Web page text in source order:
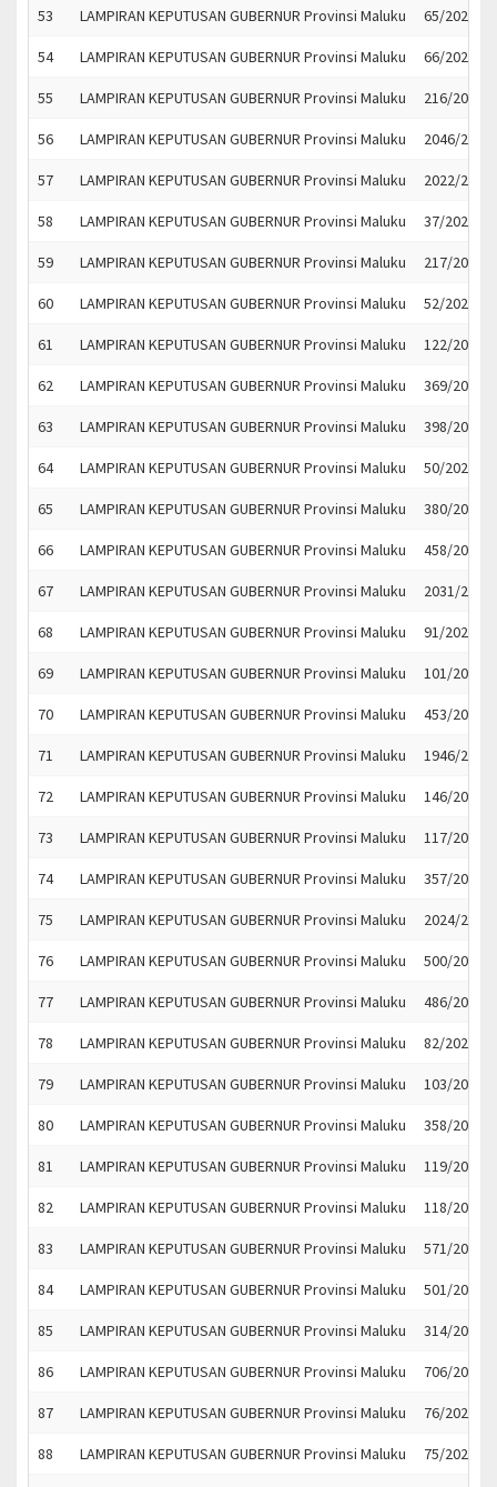
53 LAMPIRAN KEPUTUSAN GUBERNUR Provinsi Maluku 65/2023
54 LAMPIRAN KEPUTUSAN GUBERNUR Provinsi Maluku 66/2023
55 LAMPIRAN KEPUTUSAN GUBERNUR Provinsi Maluku 216/2023
56 LAMPIRAN KEPUTUSAN GUBERNUR Provinsi Maluku 2046/2023
57 LAMPIRAN KEPUTUSAN GUBERNUR Provinsi Maluku 2022/2023
58 LAMPIRAN KEPUTUSAN GUBERNUR Provinsi Maluku 37/2023
59 LAMPIRAN KEPUTUSAN GUBERNUR Provinsi Maluku 217/2023
60 LAMPIRAN KEPUTUSAN GUBERNUR Provinsi Maluku 52/2023
61 LAMPIRAN KEPUTUSAN GUBERNUR Provinsi Maluku 122/2023
62 LAMPIRAN KEPUTUSAN GUBERNUR Provinsi Maluku 369/2023
63 LAMPIRAN KEPUTUSAN GUBERNUR Provinsi Maluku 398/2023
64 LAMPIRAN KEPUTUSAN GUBERNUR Provinsi Maluku 50/2023
65 LAMPIRAN KEPUTUSAN GUBERNUR Provinsi Maluku 380/2023
66 LAMPIRAN KEPUTUSAN GUBERNUR Provinsi Maluku 458/2023
67 LAMPIRAN KEPUTUSAN GUBERNUR Provinsi Maluku 2031/2023
68 LAMPIRAN KEPUTUSAN GUBERNUR Provinsi Maluku 91/2023
69 LAMPIRAN KEPUTUSAN GUBERNUR Provinsi Maluku 101/2023
70 LAMPIRAN KEPUTUSAN GUBERNUR Provinsi Maluku 453/2023
71 LAMPIRAN KEPUTUSAN GUBERNUR Provinsi Maluku 1946/2023
72 LAMPIRAN KEPUTUSAN GUBERNUR Provinsi Maluku 146/2023
73 LAMPIRAN KEPUTUSAN GUBERNUR Provinsi Maluku 117/2023
74 LAMPIRAN KEPUTUSAN GUBERNUR Provinsi Maluku 357/2023
75 LAMPIRAN KEPUTUSAN GUBERNUR Provinsi Maluku 2024/2023
76 LAMPIRAN KEPUTUSAN GUBERNUR Provinsi Maluku 500/2023
77 LAMPIRAN KEPUTUSAN GUBERNUR Provinsi Maluku 486/2023
78 LAMPIRAN KEPUTUSAN GUBERNUR Provinsi Maluku 82/2023
79 LAMPIRAN KEPUTUSAN GUBERNUR Provinsi Maluku 103/2023
80 LAMPIRAN KEPUTUSAN GUBERNUR Provinsi Maluku 358/2023
81 LAMPIRAN KEPUTUSAN GUBERNUR Provinsi Maluku 119/2023
82 LAMPIRAN KEPUTUSAN GUBERNUR Provinsi Maluku 118/2023
83 LAMPIRAN KEPUTUSAN GUBERNUR Provinsi Maluku 571/2023
84 LAMPIRAN KEPUTUSAN GUBERNUR Provinsi Maluku 501/2023
85 LAMPIRAN KEPUTUSAN GUBERNUR Provinsi Maluku 314/2023
86 LAMPIRAN KEPUTUSAN GUBERNUR Provinsi Maluku 706/2022
87 LAMPIRAN KEPUTUSAN GUBERNUR Provinsi Maluku 76/2023
88 LAMPIRAN KEPUTUSAN GUBERNUR Provinsi Maluku 75/2023